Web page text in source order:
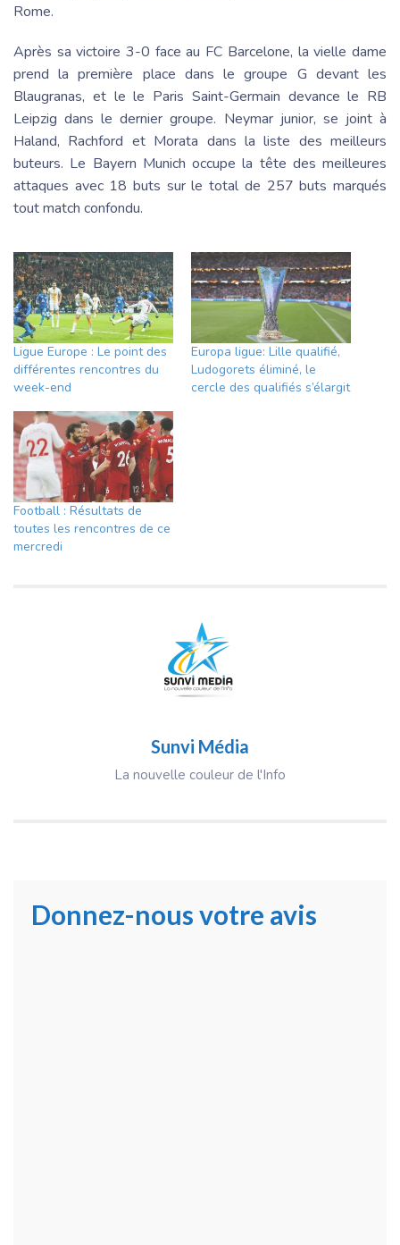
Rome.
Après sa victoire 3-0 face au FC Barcelone, la vielle dame
prend la première place dans le groupe G devant les
Blaugranas, et le le Paris Saint-Germain devance le RB
Leipzig dans le dernier groupe. Neymar junior, se joint à
Haland, Rachford et Morata dans la liste des meilleurs
buteurs. Le Bayern Munich occupe la tête des meilleures
attaques avec 18 buts sur le total de 257 buts marqués
tout match confondu.
Ligue Europe : Le point des
différentes rencontres du
week-end
Europa ligue: Lille qualifié,
Ludogorets éliminé, le
cercle des qualifiés s’élargit
Football : Résultats de
toutes les rencontres de ce
mercredi
Sunvi Média
La nouvelle couleur de l'Info
Donnez-nous votre avis